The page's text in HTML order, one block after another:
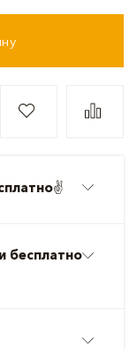
✌️
бесплатно